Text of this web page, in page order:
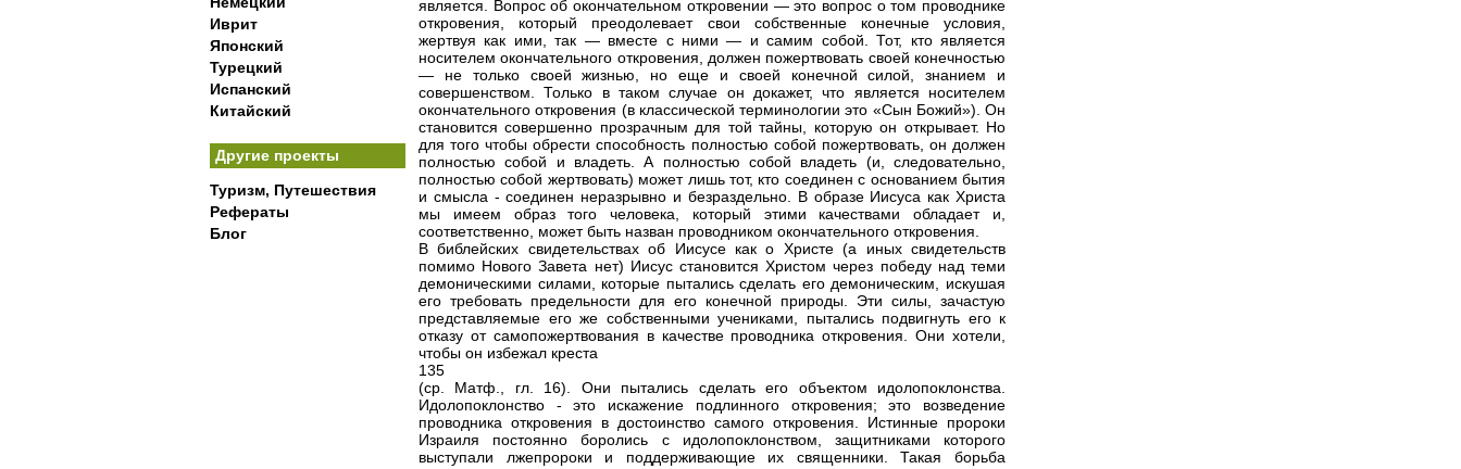
Иврит
Японский
Турецкий
Испанский
Китайский
Другие проекты
Туризм, Путешествия
Рефераты
Блог
является. Вопрос об окончательном откровении — это вопрос о том проводнике
откровения, который преодолевает свои собственные конечные условия,
жертвуя как ими, так — вместе с ними — и самим собой. Тот, кто является
носителем окончательного откровения, должен пожертвовать своей конечностью
— не только своей жизнью, но еще и своей конечной силой, знанием и
совершенством. Только в таком случае он докажет, что является носителем
окончательного откровения (в классической терминологии это «Сын Божий»). Он
становится совершенно прозрачным для той тайны, которую он открывает. Но
для того чтобы обрести способность полностью собой пожертвовать, он должен
полностью собой и владеть. А полностью собой владеть (и, следовательно,
полностью собой жертвовать) может лишь тот, кто соединен с основанием бытия
и смысла - соединен неразрывно и безраздельно. В образе Иисуса как Христа
мы имеем образ того человека, который этими качествами обладает и,
соответственно, может быть назван проводником окончательного откровения.
В библейских свидетельствах об Иисусе как о Христе (а иных свидетельств
помимо Нового Завета нет) Иисус становится Христом через победу над теми
демоническими силами, которые пытались сделать его демоническим, искушая
его требовать предельности для его конечной природы. Эти силы, зачастую
представляемые его же собственными учениками, пытались подвигнуть его к
отказу от самопожертвования в качестве проводника откровения. Они хотели,
чтобы он избежал креста
135
(ср. Матф., гл. 16). Они пытались сделать его объектом идолопоклонства.
Идолопоклонство - это искажение подлинного откровения; это возведение
проводника откровения в достоинство самого откровения. Истинные пророки
Израиля постоянно боролись с идолопоклонством, защитниками которого
выступали лжепророки и поддерживающие их священники. Такая борьба